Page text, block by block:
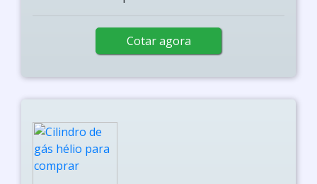
Cotar agora